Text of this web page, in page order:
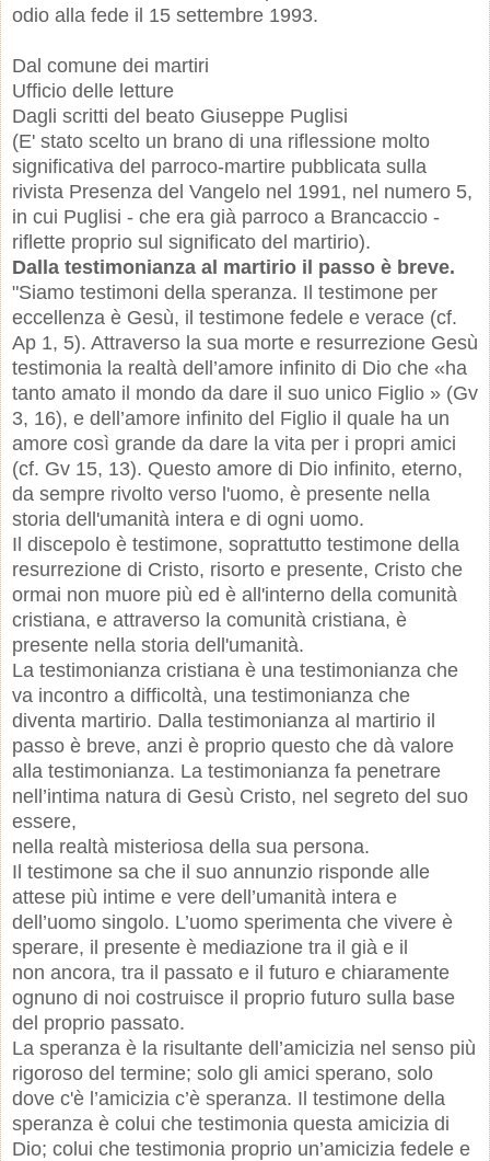
odio alla fede il 15 settembre 1993.
Dal comune dei martiri
Ufficio delle letture
Dagli scritti del beato Giuseppe Puglisi
(E' stato scelto un brano di una riflessione molto
significativa del parroco-martire pubblicata sulla
rivista Presenza del Vangelo nel 1991, nel numero 5,
in cui Puglisi - che era già parroco a Brancaccio -
riflette proprio sul significato del martirio).
Dalla testimonianza al martirio il passo è breve.
"Siamo testimoni della speranza. Il testimone per
eccellenza è Gesù, il testimone fedele e verace (cf.
Ap 1, 5). Attraverso la sua morte e resurrezione Gesù
testimonia la realtà dell’amore infinito di Dio che «ha
tanto amato il mondo da dare il suo unico Figlio » (Gv
3, 16), e dell’amore infinito del Figlio il quale ha un
amore così grande da dare la vita per i propri amici
(cf. Gv 15, 13). Questo amore di Dio infinito, eterno,
da sempre rivolto verso l'uomo, è presente nella
storia dell'umanità intera e di ogni uomo.
Il discepolo è testimone, soprattutto testimone della
resurrezione di Cristo, risorto e presente, Cristo che
ormai non muore più ed è all'interno della comunità
cristiana, e attraverso la comunità cristiana, è
presente nella storia dell'umanità.
La testimonianza cristiana è una testimonianza che
va incontro a difficoltà, una testimonianza che
diventa martirio. Dalla testimonianza al martirio il
passo è breve, anzi è proprio questo che dà valore
alla testimonianza. La testimonianza fa penetrare
nell’intima natura di Gesù Cristo, nel segreto del suo
essere,
nella realtà misteriosa della sua persona.
Il testimone sa che il suo annunzio risponde alle
attese più intime e vere dell’umanità intera e
dell’uomo singolo. L’uomo sperimenta che vivere è
sperare, il presente è mediazione tra il già e il
non ancora, tra il passato e il futuro e chiaramente
ognuno di noi costruisce il proprio futuro sulla base
del proprio passato.
La speranza è la risultante dell’amicizia nel senso più
rigoroso del termine; solo gli amici sperano, solo
dove c'è l’amicizia c’è speranza. Il testimone della
speranza è colui che testimonia questa amicizia di
Dio; colui che testimonia proprio un’amicizia fedele e